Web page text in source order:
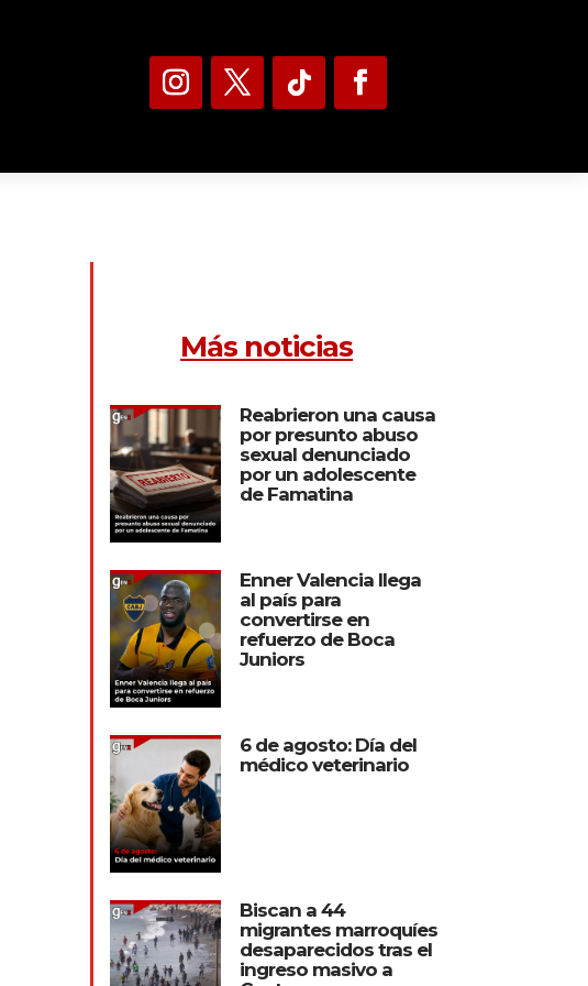
Más noticias
Reabrieron una causa
por presunto abuso
sexual denunciado
por un adolescente
de Famatina
Enner Valencia llega
al país para
convertirse en
refuerzo de Boca
Juniors
6 de agosto: Día del
médico veterinario
Biscan a 44
migrantes marroquíes
desaparecidos tras el
ingreso masivo a